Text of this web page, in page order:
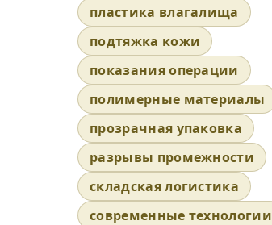
пластика влагалища
подтяжка кожи
показания операции
полимерные материалы
прозрачная упаковка
разрывы промежности
складская логистика
современные технологии